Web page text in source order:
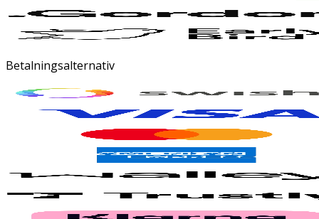
Betalningsalternativ